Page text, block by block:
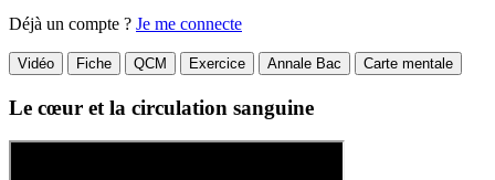
Déjà un compte ? Je me connecte
Vidéo Fiche QCM Exercice Annale Bac Carte mentale
Le cœur et la circulation sanguine